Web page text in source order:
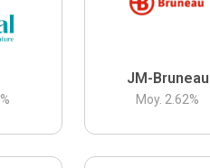
%
JM-Bruneau
Moy. 2.62%